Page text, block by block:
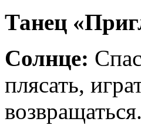
Танец
Солнце:
плясать,
возвращаться.